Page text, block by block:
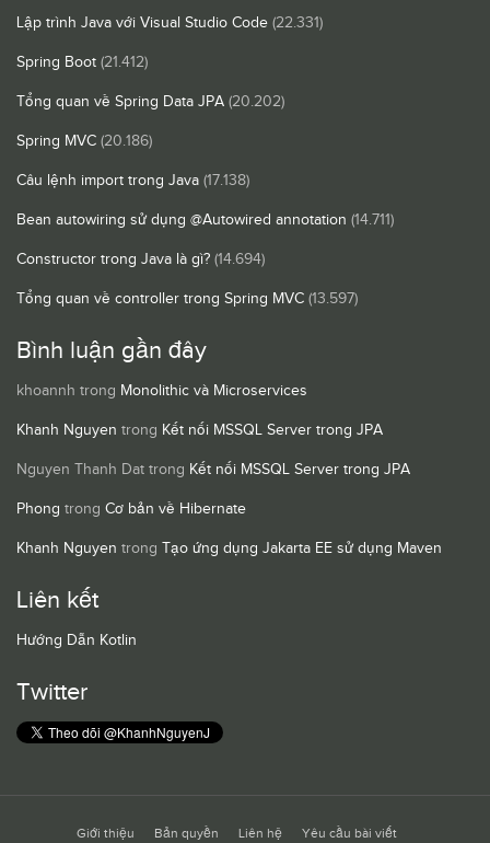
Lập trình Java với Visual Studio Code (22.331)
Spring Boot (21.412)
Tổng quan về Spring Data JPA (20.202)
Spring MVC (20.186)
Câu lệnh import trong Java (17.138)
Bean autowiring sử dụng @Autowired annotation (14.711)
Constructor trong Java là gì? (14.694)
Tổng quan về controller trong Spring MVC (13.597)
Bình luận gần đây
khoannh trong Monolithic và Microservices
Khanh Nguyen trong Kết nối MSSQL Server trong JPA
Nguyen Thanh Dat trong Kết nối MSSQL Server trong JPA
Phong trong Cơ bản về Hibernate
Khanh Nguyen trong Tạo ứng dụng Jakarta EE sử dụng Maven
Liên kết
Hướng Dẫn Kotlin
Twitter
Giới thiệu Bản quyền Liên hệ Yêu cầu bài viết